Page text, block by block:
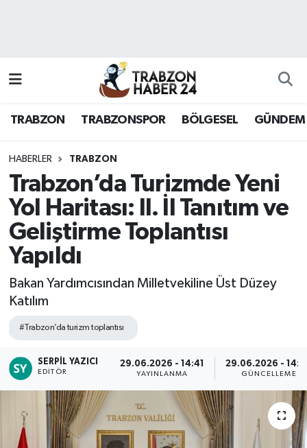
TRABZON TRABZONSPOR BÖLGESEL GÜNDEM
HABERLER TRABZON
Trabzon’da Turizmde Yeni
Yol Haritası: II. İl Tanıtım ve
Geliştirme Toplantısı
Yapıldı
Bakan Yardımcısından Milletvekiline Üst Düzey
Katılım
#Trabzon’da turizm toplantısı
SERPIL YAZICI
EDITÖR
29.06.2026 - 14:41
YAYINLANMA
29.06.2026 -
GÜNCELLEME
Hava Durumu
Namaz Vakitleri
Trafik Durumu
Süper Lig Puan Durumu ve Fikstür
Tüm Manşetler
Son Dakika Haberleri
Haber Arşivi